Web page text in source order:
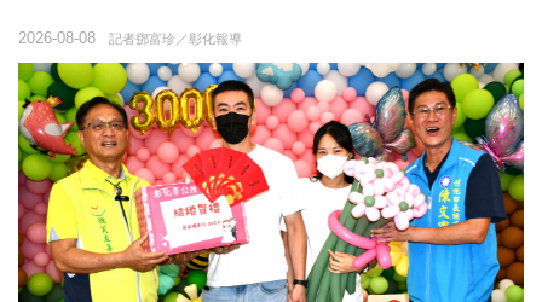
記者鄧富珍／彰化報導
2026-08-08